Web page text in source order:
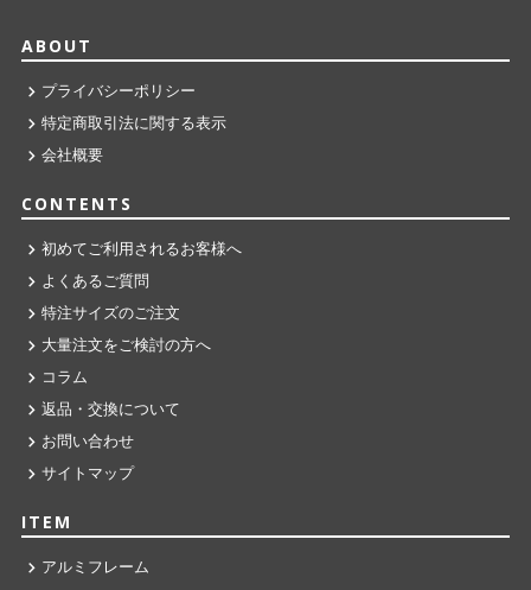
ABOUT
プライバシーポリシー
特定商取引法に関する表示
会社概要
CONTENTS
初めてご利用されるお客様へ
よくあるご質問
特注サイズのご注文
大量注文をご検討の方へ
コラム
返品・交換について
お問い合わせ
サイトマップ
ITEM
アルミフレーム